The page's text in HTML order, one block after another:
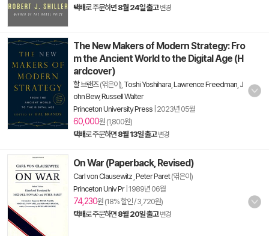
택배로 주문하면 8월 24일 출고 변경
The New Makers of Modern Strategy: Fro
m the Ancient World to the Digital Age (H
ardcover)
할 브랜즈(엮은이), Toshi Yoshihara Lawrence Freedman J
ohn Bew,Russell Walter
Princeton University Press 2023년 05월
60,000원 (1,800원)
택배로 주문하면 8월 13일 출고 변경
On War (Paperback, Revised)
Carl von Clausewitz Peter Paret(엮은이)
Princeton Univ Pr| 1989년 06월
74,230원 (18% 할인 / 3,720원)
택배로 주문하면 8월 20일 출고 변경